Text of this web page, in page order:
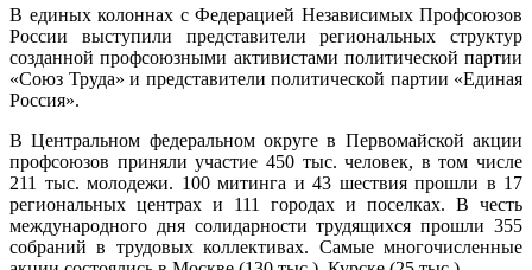
В единых колоннах с Федерацией Независимых Профсоюзов
России выступили представители региональных структур
созданной профсоюзными активистами политической партии
«Союз Труда» и представители политической партии «Единая
Россия».
В Центральном федеральном округе в Первомайской акции
профсоюзов приняли участие 450 тыс. человек, в том числе
211 тыс. молодежи. 100 митинга и 43 шествия прошли в 17
региональных центрах и 111 городах и поселках. В честь
международного дня солидарности трудящихся прошли 355
собраний в трудовых коллективах. Самые многочисленные